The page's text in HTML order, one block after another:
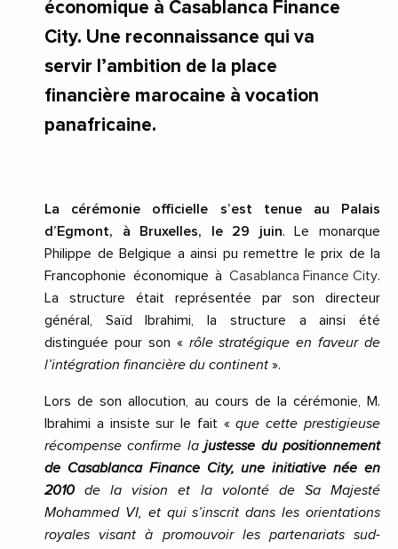
économique à Casablanca Finance
City. Une reconnaissance qui va
servir l’ambition de la place
financière marocaine à vocation
panafricaine.
La cérémonie officielle s’est tenue au Palais
d’Egmont, à Bruxelles, le 29 juin. Le monarque
Philippe de Belgique a ainsi pu remettre le prix de la
Francophonie économique à Casablanca Finance City.
La structure était représentée par son directeur
général, Saïd Ibrahimi, la structure a ainsi été
distinguée pour son « rôle stratégique en faveur de
l’intégration financière du continent ».
Lors de son allocution, au cours de la cérémonie, M.
Ibrahimi a insiste sur le fait «que cette prestigieuse
récompense confirme lajustesse du positionnement
de Casablanca Finance City, une initiative née en
2010 de la vision et la volonté de Sa Majesté
Mohammed VI, et qui s’inscrit dans les orientations
royales visant à promouvoir les partenariats sud-